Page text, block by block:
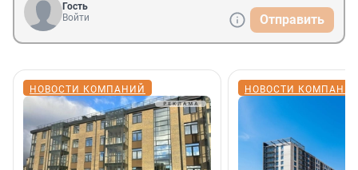
Гость
Войти
Отправить
НОВОСТИ КОМПАНИЙ НОВОСТИ